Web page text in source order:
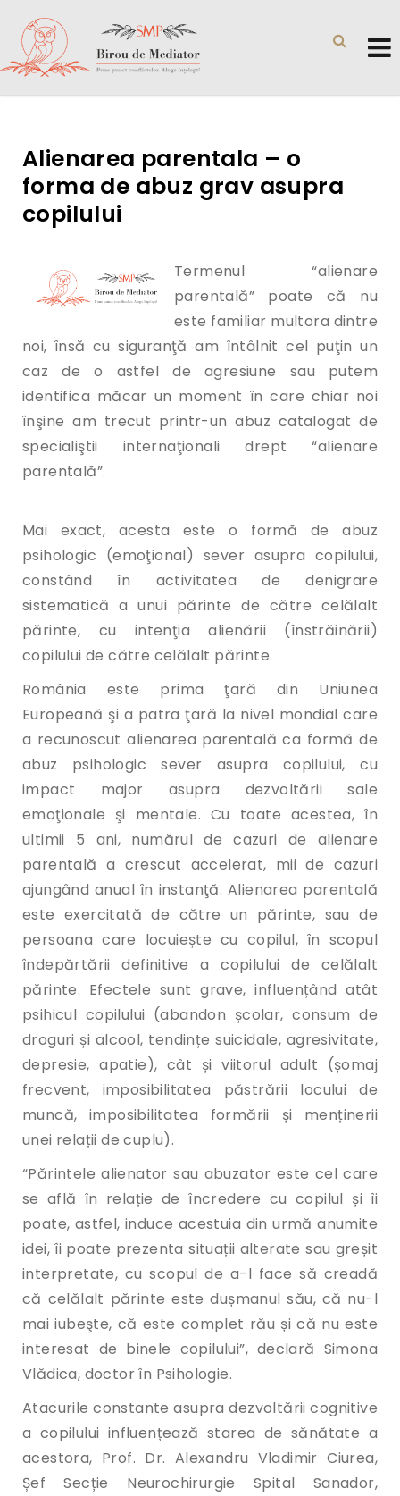
Alienarea parentala – o
forma de abuz grav asupra
copilului
Termenul “alienare
parentală” poate că nu
este familiar multora dintre
noi, însă cu siguranţă am întâlnit cel puţin un
caz de o astfel de agresiune sau putem
identifica măcar un moment în care chiar noi
înşine am trecut printr-un abuz catalogat de
specialiştii internaţionali drept “alienare
parentală”.
Mai exact, acesta este o formă de abuz
psihologic (emoţional) sever asupra copilului,
constând în activitatea de denigrare
sistematică a unui părinte de către celălalt
părinte, cu intenţia alienării (înstrăinării)
copilului de către celălalt părinte.
România este prima ţară din Uniunea
Europeană şi a patra ţară la nivel mondial care
a recunoscut alienarea parentală ca formă de
abuz psihologic sever asupra copilului, cu
impact major asupra dezvoltării sale
emoţionale şi mentale. Cu toate acestea, în
ultimii 5 ani, numărul de cazuri de alienare
parentală a crescut accelerat, mii de cazuri
ajungând anual în instanţă. Alienarea parentală
este exercitată de către un părinte, sau de
persoana care locuiește cu copilul, în scopul
îndepărtării definitive a copilului de celălalt
părinte. Efectele sunt grave, influențând atât
psihicul copilului (abandon școlar, consum de
droguri și alcool, tendințe suicidale, agresivitate,
depresie, apatie), cât și viitorul adult (șomaj
frecvent, imposibilitatea păstrării locului de
muncă, imposibilitatea formării și menținerii
unei relații de cuplu).
“Părintele alienator sau abuzator este cel care
se află în relație de încredere cu copilul și îi
poate, astfel, induce acestuia din urmă anumite
idei, îi poate prezenta situații alterate sau greșit
interpretate, cu scopul de a-l face să creadă
că celălalt părinte este dușmanul său, că nu-l
mai iubeşte, că este complet rău și că nu este
interesat de binele copilului”, declară Simona
Vlădica, doctor în Psihologie.
Atacurile constante asupra dezvoltării cognitive
a copilului influențează starea de sănătate a
acestora, Prof. Dr. Alexandru Vladimir Ciurea,
Șef Secție Neurochirurgie Spital Sanador,